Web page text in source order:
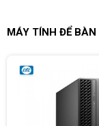
MÁY TÍNH ĐỂ BÀN